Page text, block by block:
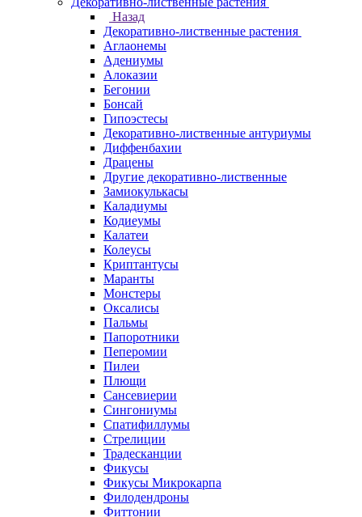
Назад
Декоративно-лиственные растения
Аглаонемы
Адениумы
Алоказии
Бегонии
Бонсай
Гипоэстесы
Декоративно-лиственные антуриумы
Диффенбахии
Драцены
Другие декоративно-лиственные
Замиокулькасы
Каладиумы
Кодиеумы
Калатеи
Колеусы
Криптантусы
Маранты
Монстеры
Оксалисы
Пальмы
Папоротники
Пеперомии
Пилеи
Плющи
Сансевиерии
Сингониумы
Спатифиллумы
Стрелиции
Традесканции
Фикусы
Фикусы Микрокарпа
Филодендроны
Фиттонии